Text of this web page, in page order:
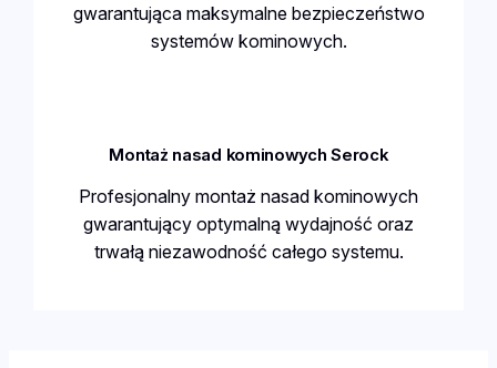
gwarantująca maksymalne bezpieczeństwo
systemów kominowych.
Montaż nasad kominowych Serock
Profesjonalny montaż nasad kominowych
gwarantujący optymalną wydajność oraz
trwałą niezawodność całego systemu.